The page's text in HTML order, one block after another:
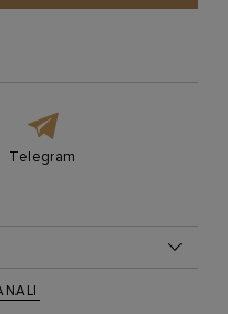
Telegram